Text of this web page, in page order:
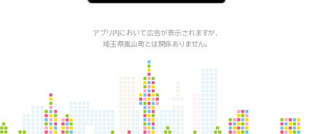
アプリ内において広告が表示されますが、
埼玉県嵐山町とは関係ありません。